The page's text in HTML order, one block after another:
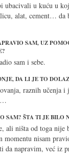
ubacivali u kuću u
alat, cement… da
SAM, UZ
sam i sebe.
DA LI JE TO
raznih učenja i
SAM? ŠTA TI JE BILO
ali ništa od toga
nisam
da napravim, već iz